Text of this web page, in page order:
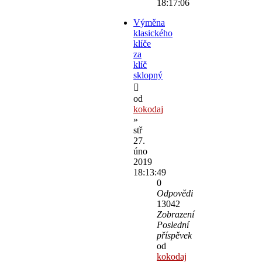
18:17:06
Výměna
klasického
klíče
za
klíč
sklopný
od
kokodaj
»
stř
27.
úno
2019
18:13:49
0
Odpovědi
13042
Zobrazení
Poslední
příspěvek
od
kokodaj